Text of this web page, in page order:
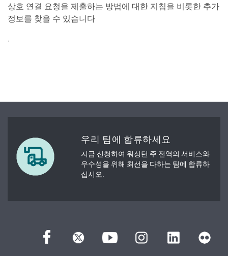
상호 연결 요청을 제출하는 방법에 대한 지침을 비롯한 추가
정보를 찾을 수 있습니다
.
우리 팀에 합류하세요
지금 신청하여 워싱턴 주 전역의 서비스와
우수성을 위해 최선을 다하는 팀에 합류하
십시오.